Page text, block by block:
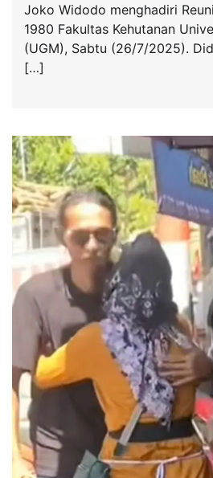
Joko Widodo menghadiri
1980 Fakultas Kehutanan
(UGM), Sabtu (26/7/2025).
[…]